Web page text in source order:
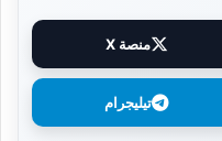
منصة X
تيليجرام